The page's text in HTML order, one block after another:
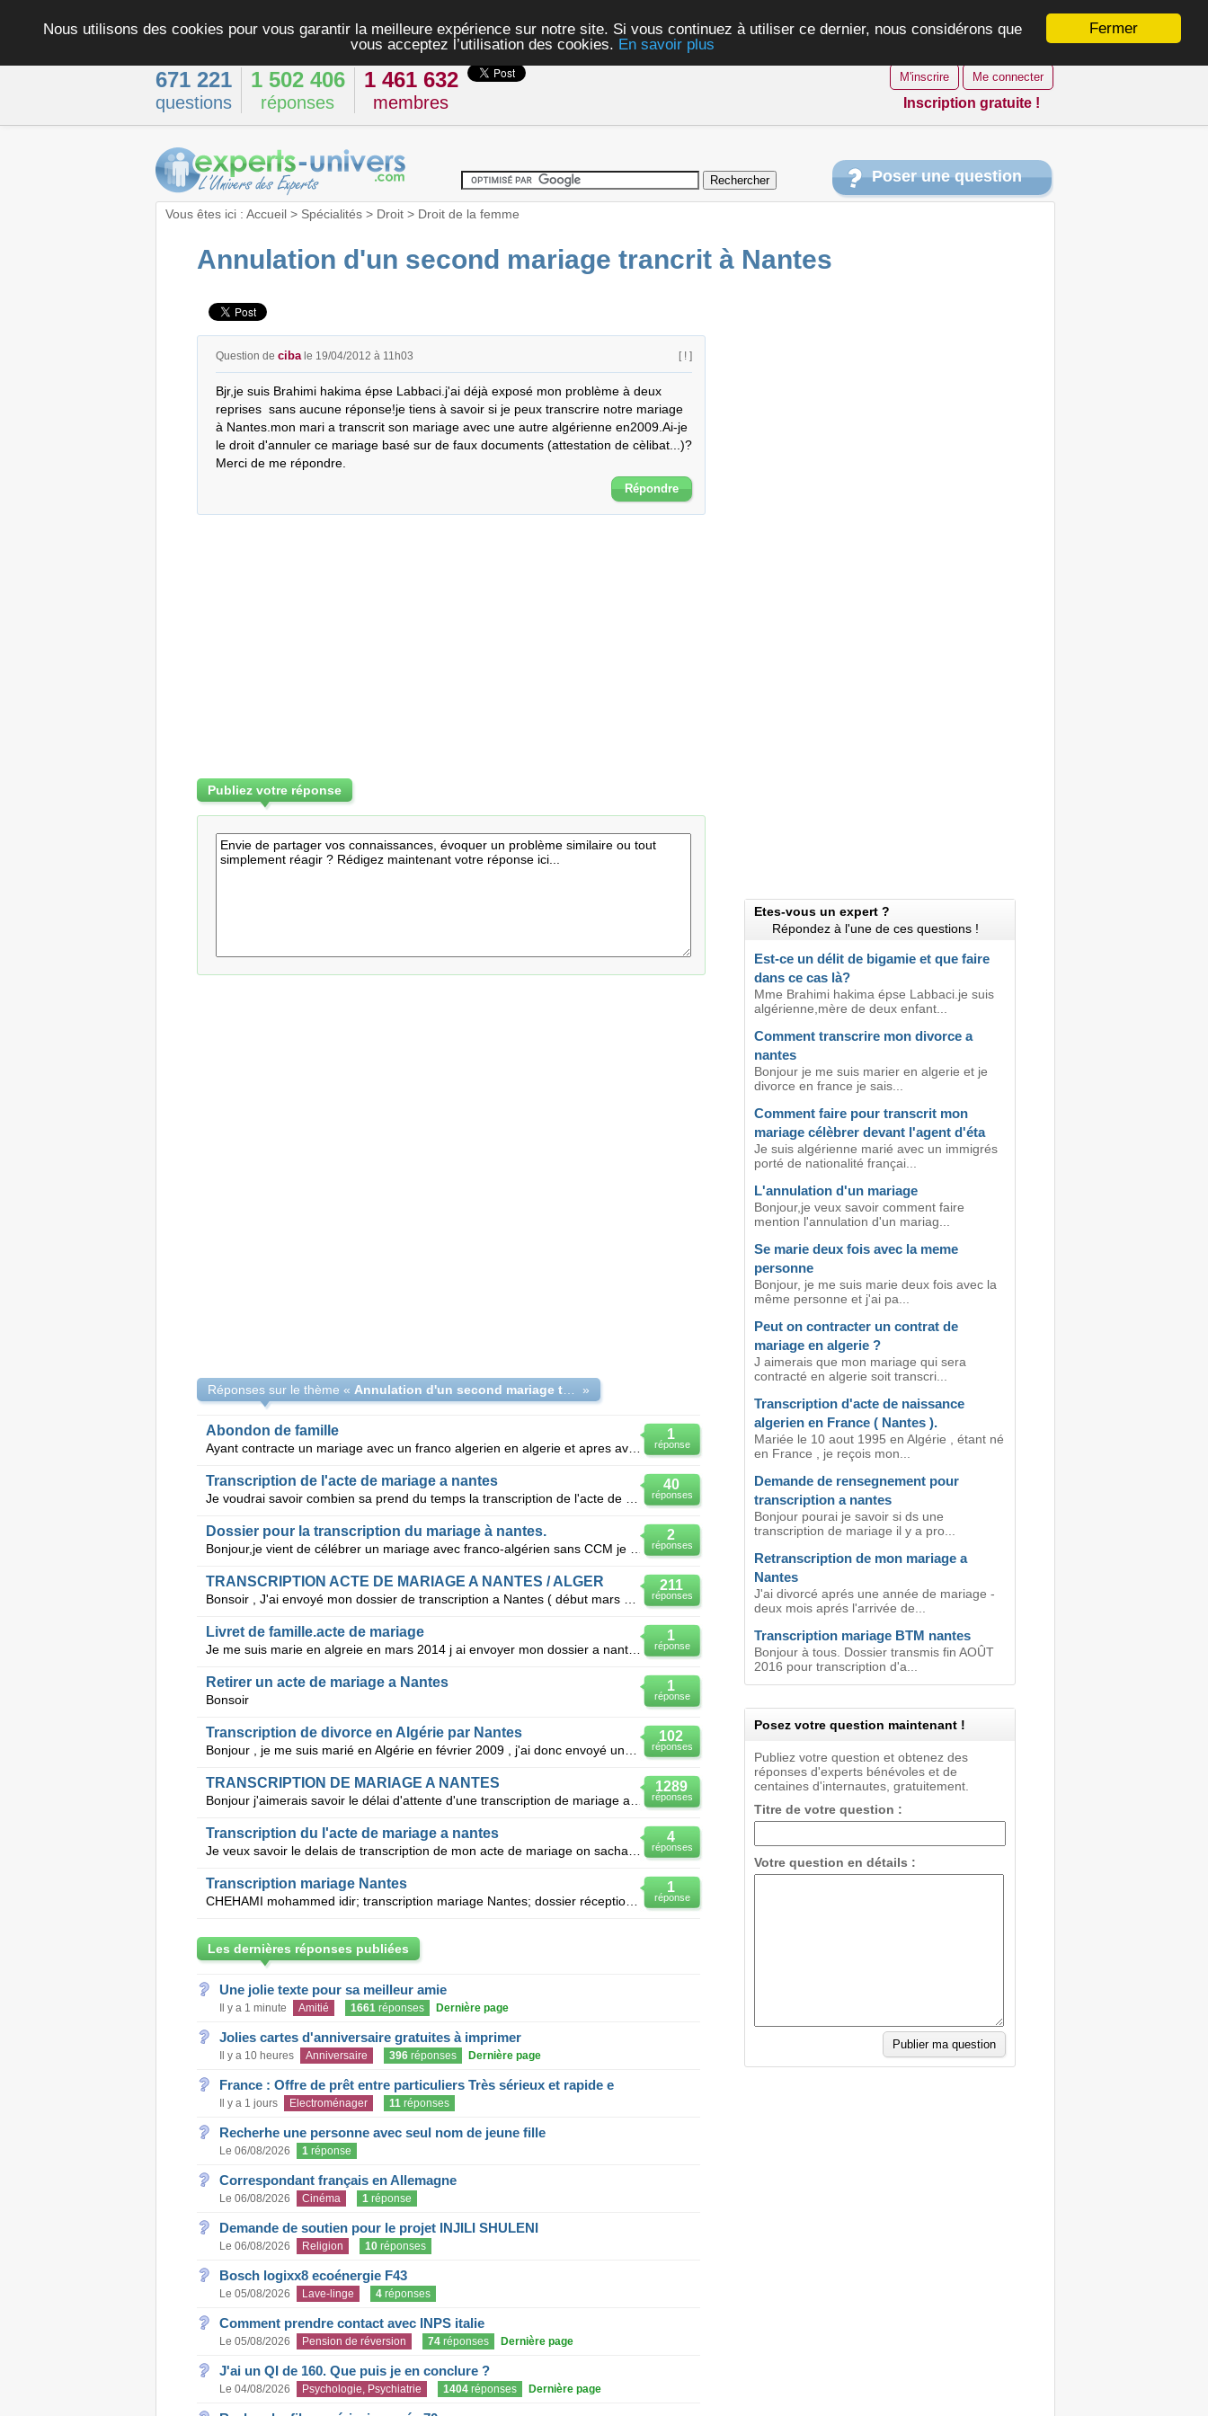
Fermer
Nous utilisons des cookies pour vous garantir la meilleure expérience sur notre site. Si vous continuez à utiliser ce dernier, nous considérons que
vous acceptez l’utilisation des cookies. En savoir plus
671 221
questions
1 502 406
réponses
1 461 632
membres
M'inscrire Me connecter
Inscription gratuite !
Poser une question
Vous êtes ici : Accueil> Spécialités> Droit> Droit de la femme
Annulation d'un second mariage trancrit à Nantes
Question de cibale 19/04/2012 à 11h03 [ ! ]
Bjr,je suis Brahimi hakima épse Labbaci.j'ai déjà exposé mon problème à deux
reprises  sans aucune réponse!je tiens à savoir si je peux transcrire notre mariage
à Nantes.mon mari a transcrit son mariage avec une autre algérienne en2009.Ai-je
le droit d'annuler ce mariage basé sur de faux documents (attestation de cèlibat...)?
Merci de me répondre.
Répondre
Publiez votre réponse
Réponses sur le thème « Annulation d'un second mariage trancrit à Nantes »
1
réponse
Abondon de famille
Ayant contracte un mariage avec un franco algerien en algerie et apres avoir transcrit
40
réponses
Transcription de l'acte de mariage a nantes
2
réponses
Dossier pour la transcription du mariage à nantes.
211
réponses
TRANSCRIPTION ACTE DE MARIAGE A NANTES / ALGER
1
réponse
Livret de famille.acte de mariage
Je me suis marie en algreie en mars 2014 j ai envoyer mon dossier a nantes pour une transcription de
1
réponse
Retirer un acte de mariage a Nantes
Bonsoir
102
réponses
Transcription de divorce en Algérie par Nantes
1289
réponses
TRANSCRIPTION DE MARIAGE A NANTES
4
réponses
Transcription du l'acte de mariage a nantes
1
réponse
Transcription mariage Nantes
CHEHAMI mohammed idir; transcription mariage Nantes; dossier réceptionné avec accusé de réception le
Les dernières réponses publiées
Une jolie texte pour sa meilleur amie
Il y a 1 minute Amitié 1661réponses Dernière page
Jolies cartes d'anniversaire gratuites à imprimer
Il y a 10 heures Anniversaire 396réponses Dernière page
France : Offre de prêt entre particuliers Très sérieux et rapide e
Il y a 1 jours Electroménager 11réponses
Recherhe une personne avec seul nom de jeune fille
Le 06/08/2026 1réponse
Correspondant français en Allemagne
Le 06/08/2026 Cinéma 1réponse
Demande de soutien pour le projet INJILI SHULENI
Le 06/08/2026 Religion 10réponses
Bosch logixx8 ecoénergie F43
Le 05/08/2026 Lave-linge 4réponses
Comment prendre contact avec INPS italie
Le 05/08/2026 Pension de réversion 74réponses Dernière page
J'ai un QI de 160. Que puis je en conclure ?
Le 04/08/2026 Psychologie, Psychiatrie 1404réponses Dernière page
Etes-vous un expert ?
Répondez à l'une de ces questions !
Est-ce un délit de bigamie et que faire
dans ce cas là?
Mme Brahimi hakima épse Labbaci.je suis
algérienne,mère de deux enfant...
Comment transcrire mon divorce a
nantes
Bonjour je me suis marier en algerie et je
divorce en france je sais...
Comment faire pour transcrit mon
mariage célèbrer devant l'agent d'éta
Je suis algérienne marié avec un immigrés
porté de nationalité françai...
L'annulation d'un mariage
Bonjour,je veux savoir comment faire
mention l'annulation d'un mariag...
Se marie deux fois avec la meme
personne
Bonjour, je me suis marie deux fois avec la
même personne et j'ai pa...
Peut on contracter un contrat de
mariage en algerie ?
J aimerais que mon mariage qui sera
contracté en algerie soit transcri...
Transcription d'acte de naissance
algerien en France ( Nantes ).
Mariée le 10 aout 1995 en Algérie , étant né
en France , je reçois mon...
Demande de rensegnement pour
transcription a nantes
Bonjour pourai je savoir si ds une
transcription de mariage il y a pro...
Retranscription de mon mariage a
Nantes
J'ai divorcé aprés une année de mariage -
deux mois aprés l'arrivée de...
Transcription mariage BTM nantes
Bonjour à tous. Dossier transmis fin AOÛT
2016 pour transcription d'a...
Posez votre question maintenant !
Publiez votre question et obtenez des
réponses d'experts bénévoles et de
centaines d'internautes, gratuitement.
Titre de votre question :
Votre question en détails :